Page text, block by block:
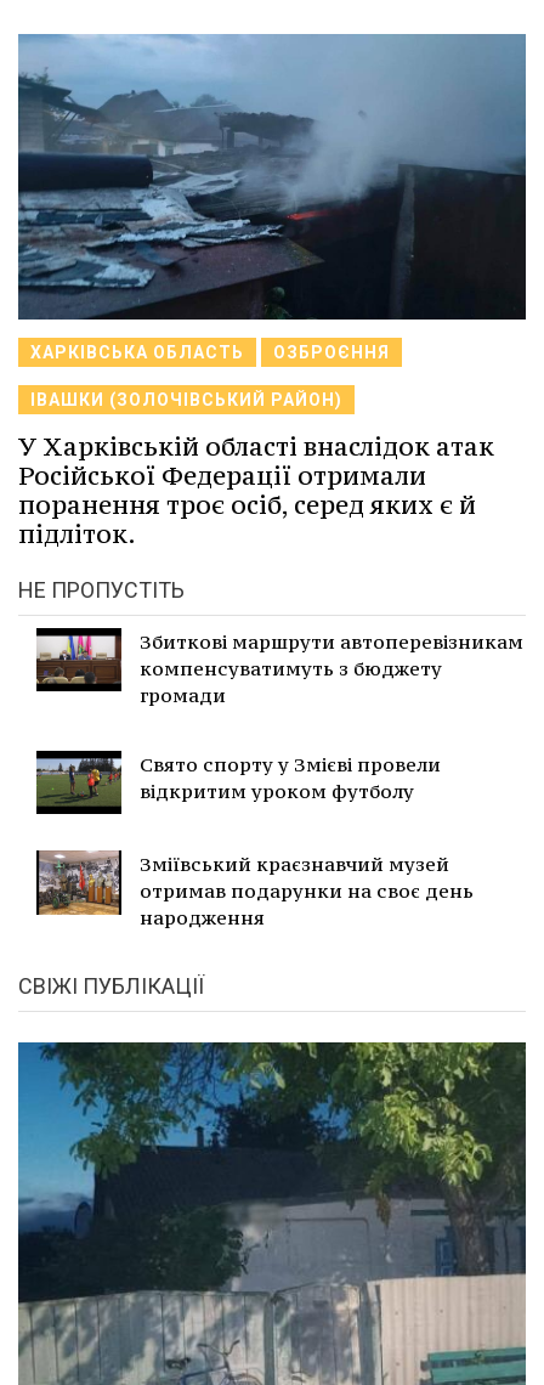
ХАРКІВСЬКА ОБЛАСТЬ ОЗБРОЄННЯ
ІВАШКИ (ЗОЛОЧІВСЬКИЙ РАЙОН)
У Харківській області внаслідок атак
Російської Федерації отримали
поранення троє осіб, серед яких є й
підліток.
НЕ ПРОПУСТІТЬ
Збиткові маршрути автоперевізникам
компенсуватимуть з бюджету
громади
Свято спорту у Змієві провели
відкритим уроком футболу
Зміївський краєзнавчий музей
отримав подарунки на своє день
народження
СВІЖІ ПУБЛІКАЦІЇ